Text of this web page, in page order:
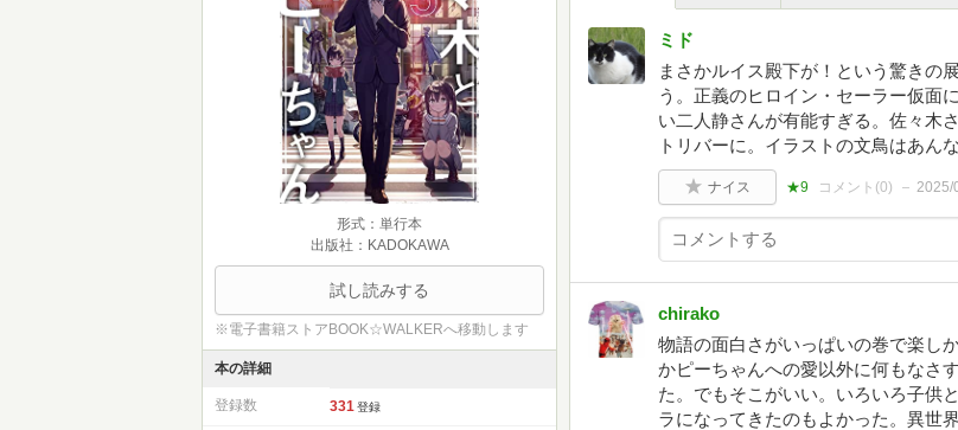
形式：単行本
出版社：KADOKAWA
試し読みする
※電子書籍ストアBOOK☆WALKERへ移動します
本の詳細
登録数 331 登録
ミド
まさかルイス殿下が！という驚きの
う。正義のヒロイン・セーラー仮面
い二人静さんが有能すぎる。佐々木
トリバーに。イラストの文鳥はあん
ナイス ★9 コメント(0) 2025/
chirako
物語の面白さがいっぱいの巻で楽し
かピーちゃんへの愛以外に何もなさ
た。でもそこがいい。いろいろ子供
ラになってきたのもよかった。異世